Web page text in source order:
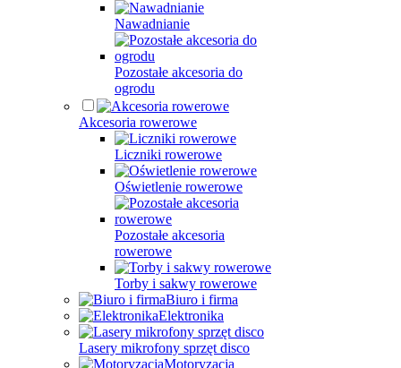
Nawadnianie
Pozostałe akcesoria do
ogrodu
Akcesoria rowerowe
Liczniki rowerowe
Oświetlenie rowerowe
Pozostałe akcesoria
rowerowe
Torby i sakwy rowerowe
Biuro i firma
Elektronika
Lasery mikrofony sprzęt disco
Motoryzacja